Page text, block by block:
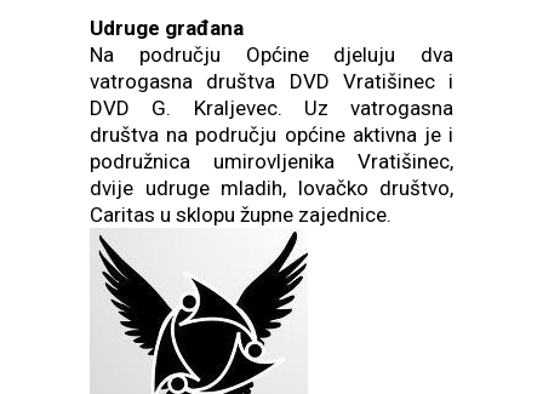
Udruge građana
Na području Općine djeluju dva
vatrogasna društva DVD Vratišinec i
DVD G. Kraljevec. Uz vatrogasna
društva na području općine aktivna je i
podružnica umirovljenika Vratišinec,
dvije udruge mladih, lovačko društvo,
Caritas u sklopu župne zajednice.